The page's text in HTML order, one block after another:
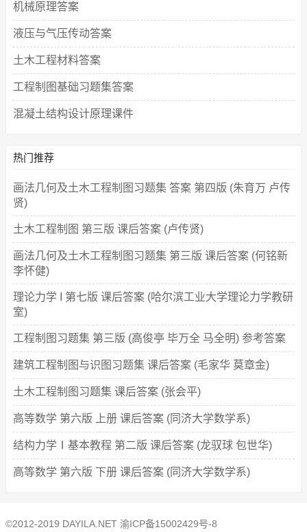
机械原理答案
液压与气压传动答案
土木工程材料答案
工程制图基础习题集答案
混凝土结构设计原理课件
热门推荐
画法几何及土木工程制图习题集 答案 第四版 (朱育万 卢传
贤)
土木工程制图 第三版 课后答案 (卢传贤)
画法几何及土木工程制图习题集 第三版 课后答案 (何铭新
李怀健)
理论力学 I 第七版 课后答案 (哈尔滨工业大学理论力学教研
室)
工程制图习题集 第三版 (高俊亭 毕万全 马全明) 参考答案
建筑工程制图与识图习题集 课后答案 (毛家华 莫章金)
土木工程制图习题集 课后答案 (张会平)
高等数学 第六版 上册 课后答案 (同济大学数学系)
结构力学Ⅰ基本教程 第二版 课后答案 (龙驭球 包世华)
高等数学 第六版 下册 课后答案 (同济大学数学系)
©2012-2019 DAYILA.NET 渝ICP备15002429号-8